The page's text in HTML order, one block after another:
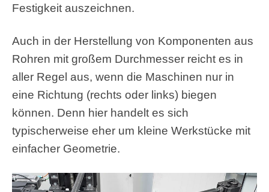
Festigkeit auszeichnen.
Auch in der Herstellung von Komponenten aus
Rohren mit großem Durchmesser reicht es in
aller Regel aus, wenn die Maschinen nur in
eine Richtung (rechts oder links) biegen
können. Denn hier handelt es sich
typischerweise eher um kleine Werkstücke mit
einfacher Geometrie.